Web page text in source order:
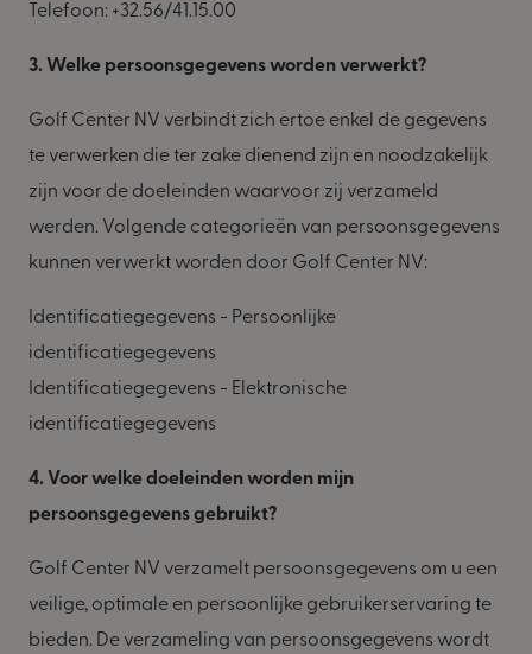
Telefoon: +32.56/41.15.00
3. Welke persoonsgegevens worden verwerkt?
Golf Center NV verbindt zich ertoe enkel de gegevens
te verwerken die ter zake dienend zijn en noodzakelijk
zijn voor de doeleinden waarvoor zij verzameld
werden. Volgende categorieën van persoonsgegevens
kunnen verwerkt worden door Golf Center NV:
Identificatiegegevens - Persoonlijke
identificatiegegevens
Identificatiegegevens - Elektronische
identificatiegegevens
4. Voor welke doeleinden worden mijn
persoonsgegevens gebruikt?
Golf Center NV verzamelt persoonsgegevens om u een
veilige, optimale en persoonlijke gebruikerservaring te
bieden. De verzameling van persoonsgegevens wordt